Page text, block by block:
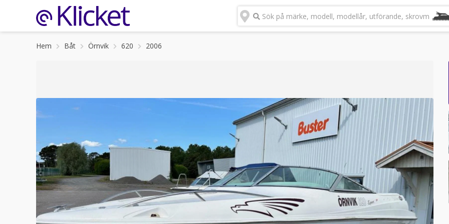
Sök på märke, modell, modellår, utförande, skrovmaterial
Hem Båt Örnvik 620 2006